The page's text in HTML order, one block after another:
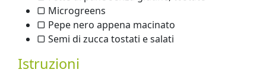
▢ Microgreens
▢ Pepe nero appena macinato
▢ Semi di zucca tostati e salati
Istruzioni